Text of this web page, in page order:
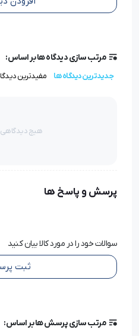
جهت خرید انواع دسته اتو
مرتب سازی دیدگاه ها بر اساس:
جدیدترین دیدگاه ها مفیدترین
هیچ
پرسش و پاسخ ها
سوالات خود را در مورد کالا بیان کنید
ثبت
مرتب سازی پرسش ها بر اساس: